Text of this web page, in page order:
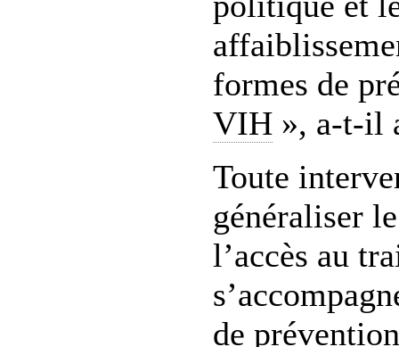
formes de
VIH », a-t-il
Toute
généraliser
l’accès au
de